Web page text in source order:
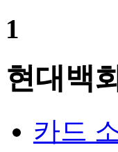
1
현대백
카드